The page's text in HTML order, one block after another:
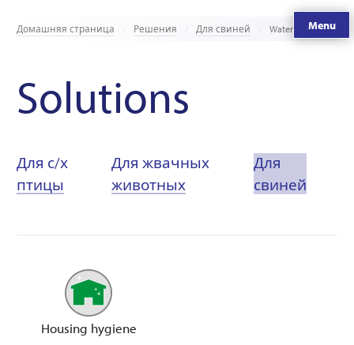
Menu
Домашняя страница Решения Для свиней Water hygiene
Solutions
Для с/х
птицы
Для жвачных
животных
Для
свиней
Housing hygiene